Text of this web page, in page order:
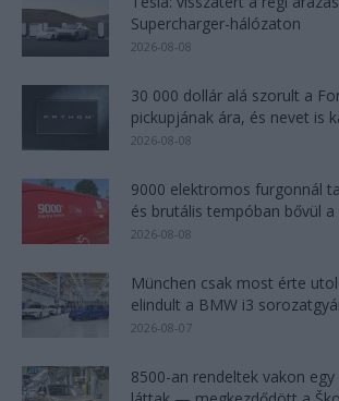
Supercharger-hálózaton
2026-08-08
30 000 dollár alá szorult a
pickupjának ára, és nevet is
2026-08-08
9000 elektromos furgonnál
és brutális tempóban bővül
2026-08-08
München csak most érte
elindult a BMW i3
2026-08-07
8500-an rendeltek vakon